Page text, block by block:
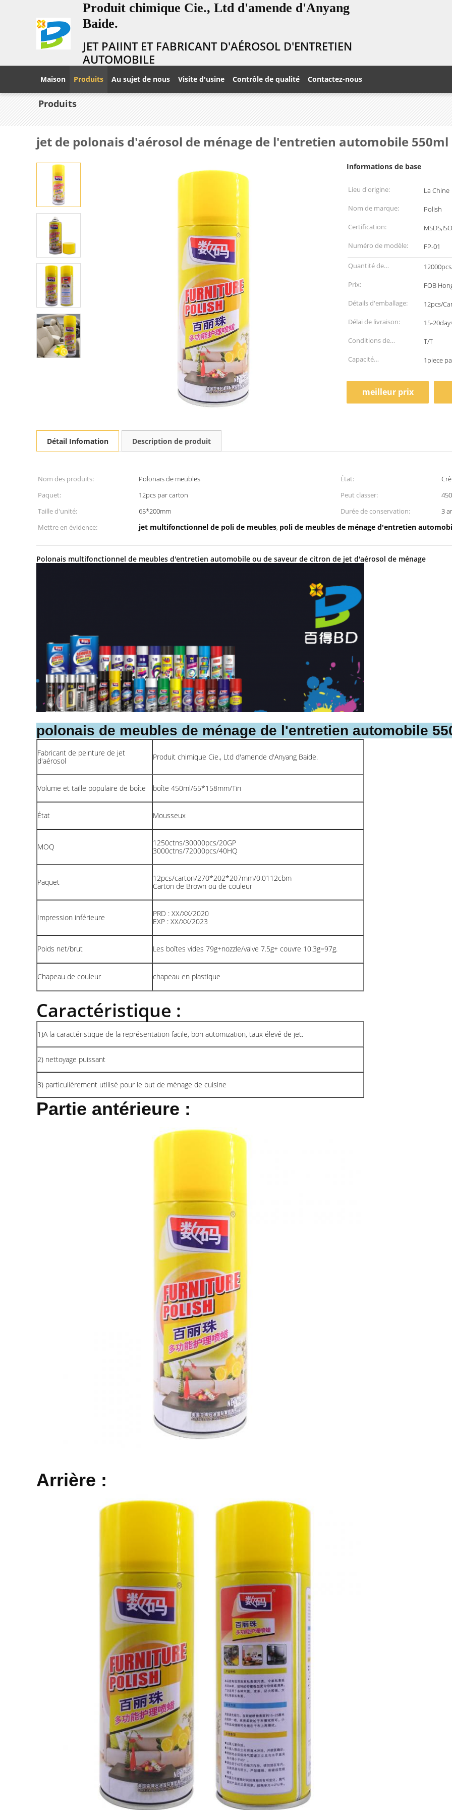
Produit chimique Cie., Ltd d'amende d'Anyang
Baide.
JET PAIINT ET FABRICANT D'AÉROSOL D'ENTRETIEN
AUTOMOBILE
Maison Produits Au sujet de nous Visite d'usine Contrôle de qualité Contactez-nous
Produits
jet de polonais d'aérosol de ménage de l'entretien automobile 550ml
Informations de base
Lieu d'origine:
La Chine
Nom de marque:
Polish
Certification:
Numéro de modèle:
FP-01
Quantité de
commande min:
Prix:
FOB
Détails d'emballage:
12pcs/
Délai de livraison:
15-
Conditions de
paiement:
T/T
Capacité
1piece
meilleur prix
Détail Infomation Description de produit
Nom des produits: Polonais de meubles État:
Paquet:
12pcs par carton Peut classer:
Taille d'unité:
65*200mm Durée de conservation:
3
Mettre en évidence:
jet multifonctionnel de poli de meubles, poli de meubles de ménage d'entretien
Polonais multifonctionnel de meubles d'entretien automobile ou de saveur de citron de jet d'aérosol de ménage
polonais de meubles de ménage de l'entretien automobile
Fabricant de peinture de jet
d'aérosol
Produit chimique Cie., Ltd d'amende d'Anyang Baide.
Volume et taille populaire de boîte boîte 450ml/65*158mm/Tin
État Mousseux
MOQ
1250ctns/30000pcs/20GP
3000ctns/72000pcs/40HQ
Paquet
12pcs/carton/270*202*207mm/0.0112cbm
Carton de Brown ou de couleur
Impression inférieure
PRD : XX/XX/2020
EXP : XX/XX/2023
Poids net/brut Les boîtes vides 79g+nozzle/valve 7.5g+ couvre 10.3g=97g.
Chapeau de couleur chapeau en plastique
Caractéristique :
1)A la caractéristique de la représentation facile, bon automization, taux élevé de jet.
2) nettoyage puissant
3) particulièrement utilisé pour le but de ménage de cuisine
Partie antérieure :
Arrière :